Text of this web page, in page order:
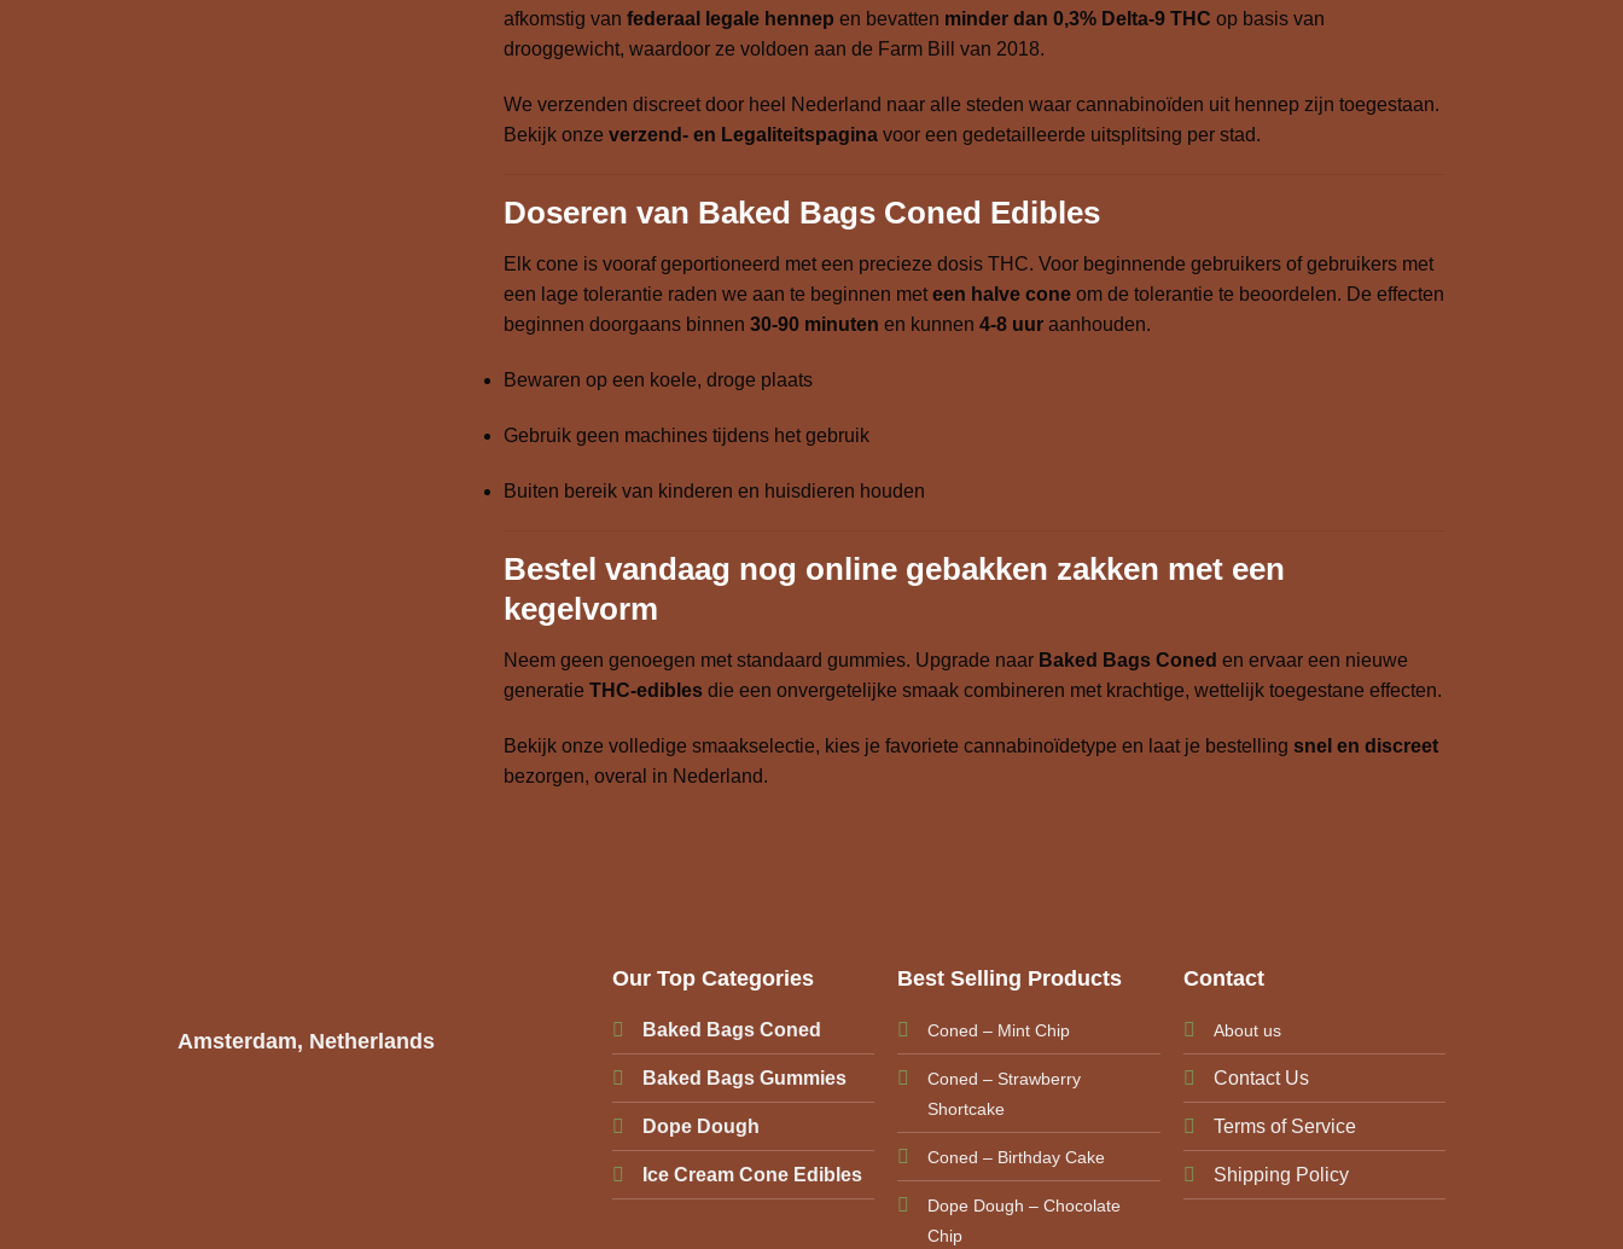
afkomstig van federaal legale hennep en bevatten minder dan 0,3% Delta-9 THC op basis van
drooggewicht, waardoor ze voldoen aan de Farm Bill van 2018.
We verzenden discreet door heel Nederland naar alle steden waar cannabinoïden uit hennep zijn toegestaan.
Bekijk onze verzend- en Legaliteitspagina voor een gedetailleerde uitsplitsing per stad.
Doseren van Baked Bags Coned Edibles
Elk cone is vooraf geportioneerd met een precieze dosis THC. Voor beginnende gebruikers of gebruikers met
een lage tolerantie raden we aan te beginnen meteen halve cone om de tolerantie te beoordelen. De effecten
beginnen doorgaans binnen 30-90 minuten en kunnen 4-8 uur aanhouden.
Bewaren op een koele, droge plaats
Gebruik geen machines tijdens het gebruik
Buiten bereik van kinderen en huisdieren houden
Bestel vandaag nog online gebakken zakken met een
kegelvorm
Neem geen genoegen met standaard gummies. Upgrade naar Baked Bags Coned en ervaar een nieuwe
generatie THC-edibles die een onvergetelijke smaak combineren met krachtige, wettelijk toegestane effecten.
Bekijk onze volledige smaakselectie, kies je favoriete cannabinoïdetype en laat je bestelling snel en discreet
bezorgen, overal in Nederland.
Amsterdam, Netherlands
Our Top Categories
Baked Bags Coned
Baked Bags Gummies
Dope Dough
Ice Cream Cone Edibles
Best Selling Products
Coned – Mint Chip
Coned – Strawberry
Shortcake
Coned – Birthday Cake
Dope Dough – Chocolate
Chip
Contact
About us
Contact Us
Terms of Service
Shipping Policy